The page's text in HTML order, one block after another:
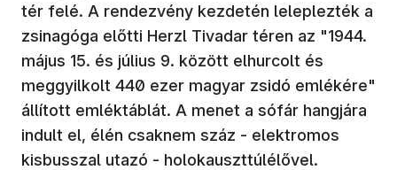
tér felé. A rendezvény kezdetén leleplezték a
zsinagóga előtti Herzl Tivadar téren az "1944.
május 15. és július 9. között elhurcolt és
meggyilkolt 440 ezer magyar zsidó emlékére"
állított emléktáblát. A menet a sófár hangjára
indult el, élén csaknem száz - elektromos
kisbusszal utazó - holokauszttúlélővel.